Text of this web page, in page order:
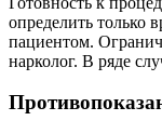
определить только
пациентом.
нарколог. В ряде